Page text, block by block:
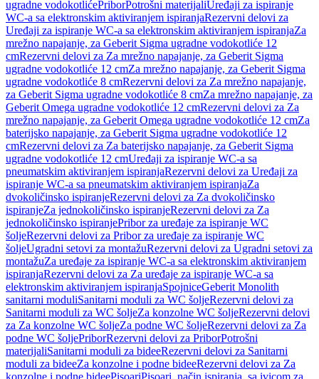
ugradne vodokotlićePriborPotrošni materijaliUređaji za ispiranje
WC-a sa elektronskim aktiviranjem ispiranjaRezervni delovi za
Uređaji za ispiranje WC-a sa elektronskim aktiviranjem ispiranjaZa
mrežno napajanje, za Geberit Sigma ugradne vodokotliće 12
cmRezervni delovi za Za mrežno napajanje, za Geberit Sigma
ugradne vodokotliće 12 cmZa mrežno napajanje, za Geberit Sigma
ugradne vodokotliće 8 cmRezervni delovi za Za mrežno napajanje,
za Geberit Sigma ugradne vodokotliće 8 cmZa mrežno napajanje, za
Geberit Omega ugradne vodokotliće 12 cmRezervni delovi za Za
mrežno napajanje, za Geberit Omega ugradne vodokotliće 12 cmZa
baterijsko napajanje, za Geberit Sigma ugradne vodokotliće 12
cmRezervni delovi za Za baterijsko napajanje, za Geberit Sigma
ugradne vodokotliće 12 cmUređaji za ispiranje WC-a sa
pneumatskim aktiviranjem ispiranjaRezervni delovi za Uređaji za
ispiranje WC-a sa pneumatskim aktiviranjem ispiranjaZa
dvokoličinsko ispiranjeRezervni delovi za Za dvokoličinsko
ispiranjeZa jednokoličinsko ispiranjeRezervni delovi za Za
jednokoličinsko ispiranjePribor za uređaje za ispiranje WC
šoljeRezervni delovi za Pribor za uređaje za ispiranje WC
šoljeUgradni setovi za montažuRezervni delovi za Ugradni setovi za
montažuZa uređaje za ispiranje WC-a sa elektronskim aktiviranjem
ispiranjaRezervni delovi za Za uređaje za ispiranje WC-a sa
elektronskim aktiviranjem ispiranjaSpojniceGeberit Monolith
sanitarni moduliSanitarni moduli za WC šoljeRezervni delovi za
Sanitarni moduli za WC šoljeZa konzolne WC šoljeRezervni delovi
za Za konzolne WC šoljeZa podne WC šoljeRezervni delovi za Za
podne WC šoljePriborRezervni delovi za PriborPotrošni
materijaliSanitarni moduli za bideeRezervni delovi za Sanitarni
moduli za bideeZa konzolne i podne bideeRezervni delovi za Za
konzolne i podne bideePisoariPisoari, način ispiranja, sa ivicom za